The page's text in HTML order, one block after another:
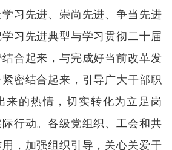
习先进、崇尚先进、争当先进
习先进典型与学习贯彻二十届
合起来，与完成好当前改革发
密结合起来，引导广大干部职
来的热情，切实转化为立足岗
行动。各级党组织、工会和共
，加强组织引导，关心关爱干